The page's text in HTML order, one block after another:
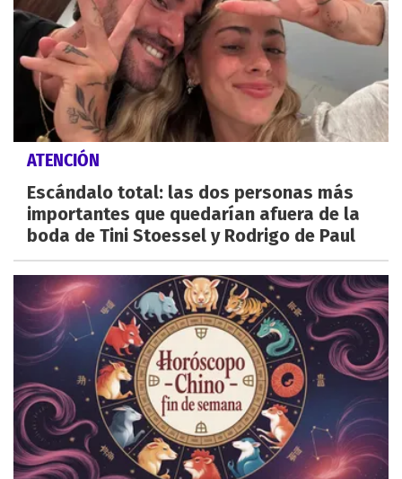
ATENCIÓN
Escándalo total: las dos personas más
importantes que quedarían afuera de la
boda de Tini Stoessel y Rodrigo de Paul